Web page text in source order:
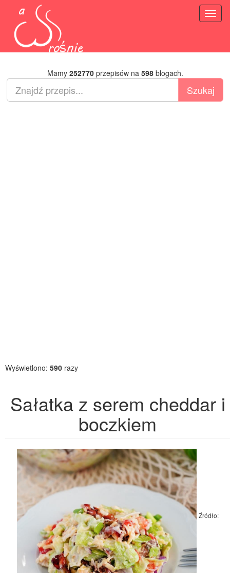
Mamy 252770przepisów na 598blogach.
Wyświetlono: 590 razy
Sałatka z serem cheddar i
boczkiem
Źródło: